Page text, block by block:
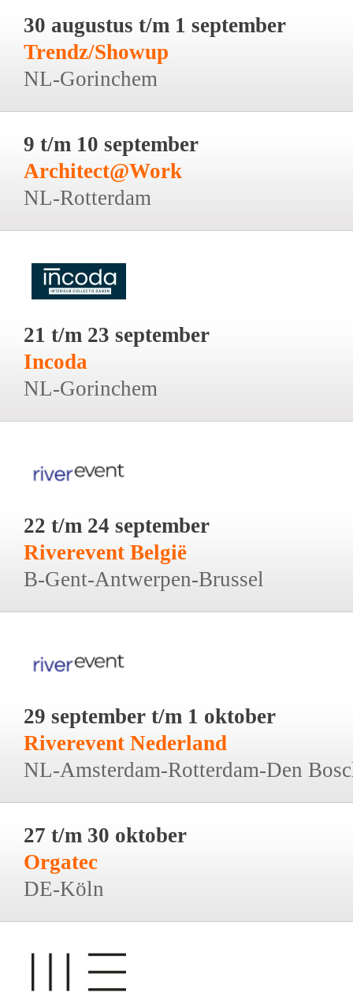
30 augustus t/m 1 september
Trendz/Showup
NL-Gorinchem
9 t/m 10 september
Architect@Work
NL-Rotterdam
21 t/m 23 september
Incoda
NL-Gorinchem
22 t/m 24 september
Riverevent België
B-Gent-Antwerpen-Brussel
29 september t/m 1 oktober
Riverevent Nederland
NL-Amsterdam-Rotterdam-Den
27 t/m 30 oktober
Orgatec
DE-Köln